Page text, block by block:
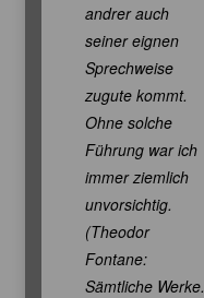
andrer auch
seiner eignen
Sprechweise
zugute kommt.
Ohne solche
Führung war ich
immer ziemlich
unvorsichtig.
(Theodor
Fontane:
Sämtliche Werke.